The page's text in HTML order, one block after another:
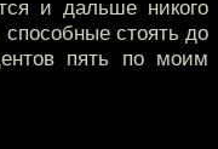
и дальше никого
стоять до
пять по моим